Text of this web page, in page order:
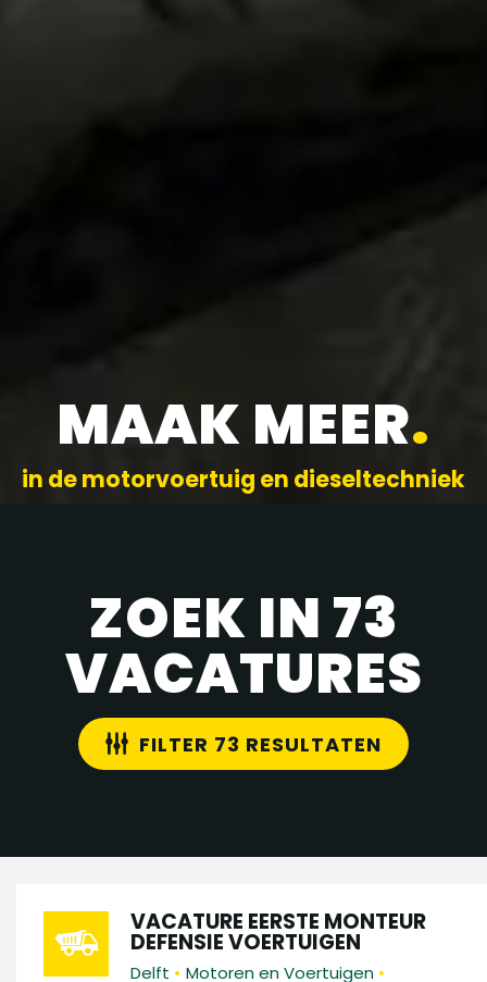
MAAK MEER.
in de motorvoertuig en dieseltechniek
ZOEK IN 73
VACATURES
FILTER 73 RESULTATEN
VACATURE EERSTE MONTEUR
DEFENSIE VOERTUIGEN
Delft • Motoren en Voertuigen •